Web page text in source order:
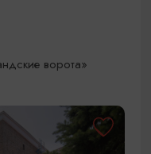
ворота»